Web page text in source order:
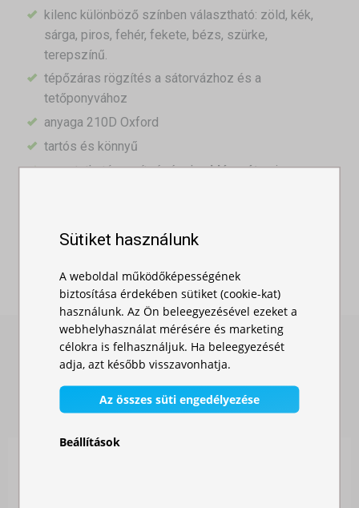
kilenc különböző színben választható: zöld, kék,
sárga, piros, fehér, fekete, bézs, szürke,
terepszínű.
tépőzáras rögzítés a sátorvázhoz és a
tetőponyvához
anyaga 210D Oxford
tartós és könnyű
nyomtatható, segítségévelreklámsátoris
HASONLÓ TERMÉKEK
Sütiket használunk
A weboldal működőképességének
biztosítása érdekében sütiket (cookie-kat)
használunk. Az Ön beleegyezésével ezeket a
webhelyhasználat mérésére és marketing
célokra is felhasználjuk. Ha beleegyezését
adja, azt később visszavonhatja.
Az összes süti engedélyezése
Beállítások